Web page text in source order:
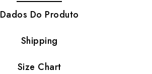
Dados Do Produto
Shipping
Size Chart